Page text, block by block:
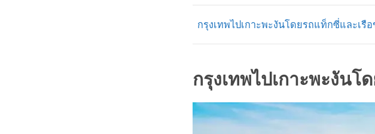
กรุงเทพไปเกาะพะงันโดยรถแท็กซี่และเรื
กรุงเทพไปเกาะพะงันโ